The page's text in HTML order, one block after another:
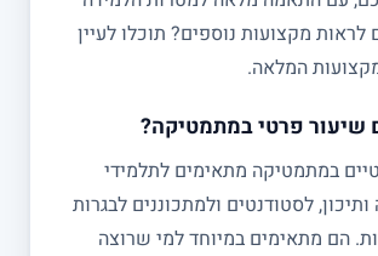
מקצועות נוספים? תוכלו לעיין
המלאה.
שיעור פרטי במתמטיקה?
במתמטיקה מתאימים לתלמידי
ותיכון, לסטודנטים ולמתכוננים לבגרות
5 יחידות. הם מתאימים במיוחד למי שרוצה